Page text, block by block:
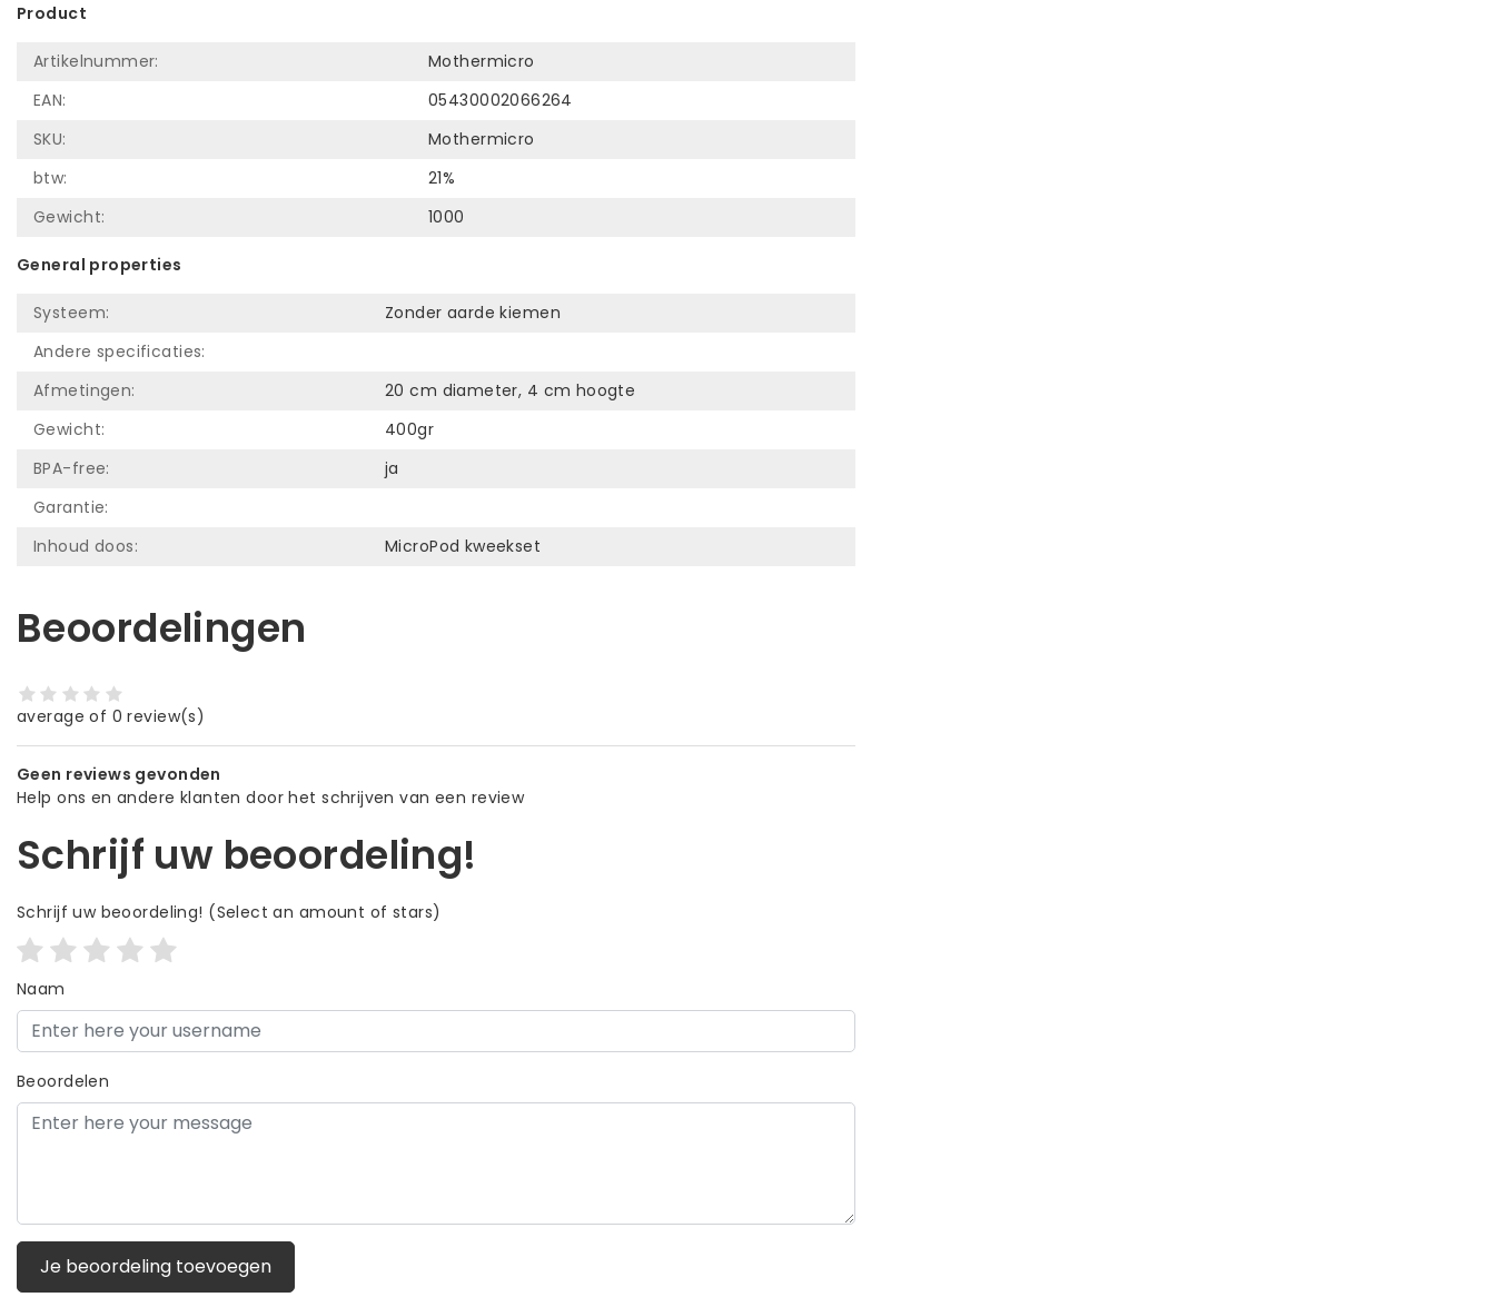
Product
Artikelnummer:
Mothermicro
EAN:
05430002066264
SKU:
Mothermicro
btw:
21%
Gewicht:
1000
General properties
Systeem:
Zonder aarde kiemen
Andere specificaties:
Afmetingen:
20 cm diameter, 4 cm hoogte
Gewicht:
400gr
BPA-free:
ja
Garantie:
Inhoud doos:
MicroPod kweekset
Beoordelingen
average of 0 review(s)
Geen reviews gevonden
Help ons en andere klanten door het schrijven van een review
Schrijf uw beoordeling!
Schrijf uw beoordeling! (Select an amount of stars)
Naam
Beoordelen
Je beoordeling toevoegen